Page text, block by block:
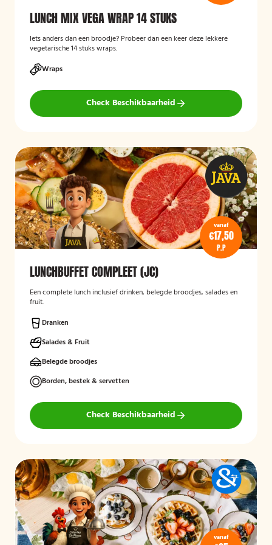
LUNCH MIX VEGA WRAP 14 STUKS
Iets anders dan een broodje? Probeer dan een keer deze lekkere
vegetarische 14 stuks wraps.
Wraps
Check Beschikbaarheid
vanaf
€17,50
P.P
LUNCHBUFFET COMPLEET (JC)
Een complete lunch inclusief drinken, belegde broodjes, salades en
fruit.
Dranken
Salades & Fruit
Belegde broodjes
Borden, bestek & servetten
Check Beschikbaarheid
vanaf